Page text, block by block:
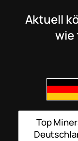
Aktuell
wie
Top